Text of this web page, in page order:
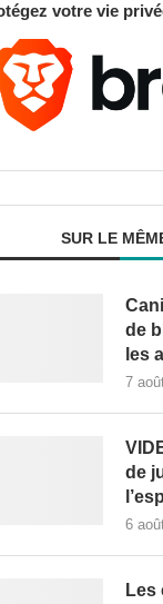
votre vie
SUR LE
de
les
7
de
6
Les